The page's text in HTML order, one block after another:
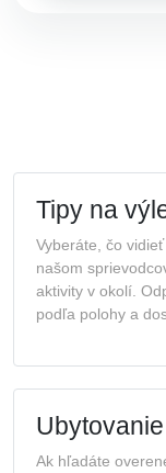
Tipy na
Vyberáte, čo
našom
aktivity v okolí.
podľa polohy a
Ak hľadáte